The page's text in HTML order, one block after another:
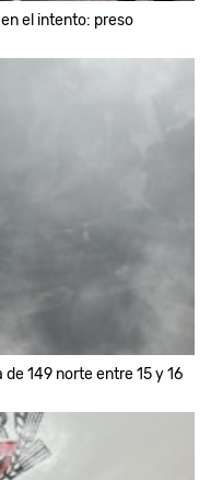
el intento: preso
149 norte entre 15 y 16